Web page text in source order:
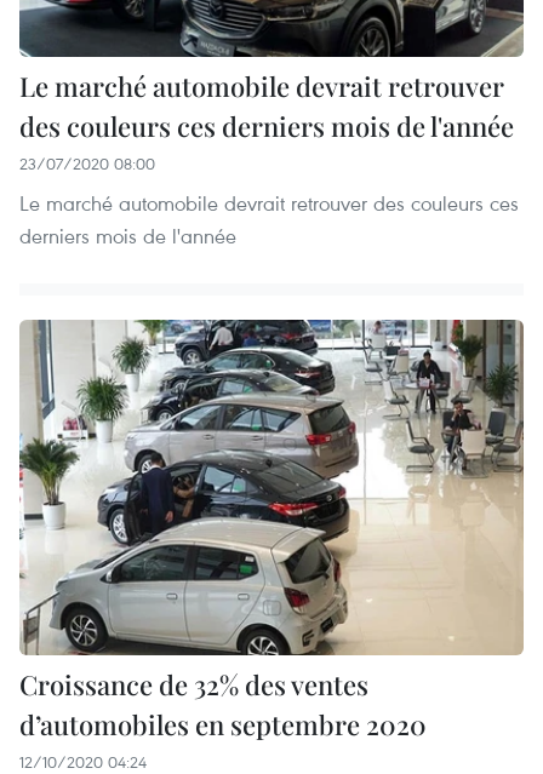
Le marché automobile devrait retrouver
des couleurs ces derniers mois de l'année
23/07/2020 08:00
Le marché automobile devrait retrouver des couleurs ces
derniers mois de l'année
Croissance de 32% des ventes
d’automobiles en septembre 2020
12/10/2020 04:24